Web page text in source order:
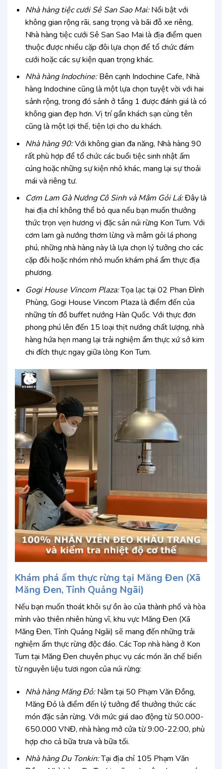
Nhà hàng tiệc cưới Sê San Sao Mai:Nổi bật với
không gian rộng rãi, sang trọng và bãi đỗ xe riêng,
Nhà hàng tiệc cưới Sê San Sao Mai là địa điểm quen
thuộc được nhiều cặp đôi lựa chọn để tổ chức đám
cưới hoặc các sự kiện quan trọng khác.
Nhà hàng Indochine:Bên cạnh Indochine Cafe, Nhà
hàng Indochine cũng là một lựa chọn tuyệt vời với hai
sảnh rộng, trong đó sảnh ở tầng 1 được đánh giá là có
không gian đẹp hơn. Vị trí gần khách sạn cùng tên
cũng là một lợi thế, tiện lợi cho du khách.
Nhà hàng 90:Với không gian đa năng, Nhà hàng 90
rất phù hợp để tổ chức các buổi tiệc sinh nhật ấm
cúng hoặc những sự kiện nhỏ khác, mang lại sự thoải
mái và riêng tư.
Cơm Lam Gà Nướng Cô Sinh và Mâm Gỏi Lá:Đây là
hai địa chỉ không thể bỏ qua nếu bạn muốn thưởng
thức trọn vẹn hương vị đặc sản núi rừng Kon Tum. Với
cơm lam gà nướng thơm lừng và mâm gỏi lá phong
phú, những nhà hàng này là lựa chọn lý tưởng cho các
cặp đôi hoặc nhóm nhỏ muốn khám phá ẩm thực địa
phương.
Gogi House Vincom Plaza:Tọa lạc tại 02 Phan Đình
Phùng, Gogi House Vincom Plaza là điểm đến của
những tín đồ buffet nướng Hàn Quốc. Với thực đơn
phong phú lên đến 15 loại thịt nướng chất lượng, nhà
hàng hứa hẹn mang lại trải nghiệm ẩm thực xứ sở kim
chi đích thực ngay giữa lòng Kon Tum.
Khám phá ẩm thực rừng tại Măng Đen (Xã
Măng Đen, Tỉnh Quảng Ngãi)
Nếu bạn muốn thoát khỏi sự ồn ào của thành phố và hòa
mình vào thiên nhiên hùng vĩ, khu vực Măng Đen (Xã
Măng Đen, Tỉnh Quảng Ngãi) sẽ mang đến những trải
nghiệm ẩm thực rừng độc đáo. Các Top nhà hàng ở Kon
Tum tại Măng Đen chuyên phục vụ các món ăn chế biến
từ nguyên liệu tươi ngon của núi rừng:
Nhà hàng Măng Đỏ:Nằm tại 50 Phạm Văn Đồng,
Măng Đỏ là điểm đến lý tưởng để thưởng thức các
món đặc sản rừng. Với mức giá dao động từ 50.000-
650.000 VNĐ, nhà hàng mở cửa từ 9:00-22:00, phù
hợp cho cả bữa trưa và bữa tối.
Nhà hàng Du Tonkin:Tại địa chỉ 105 Phạm Văn